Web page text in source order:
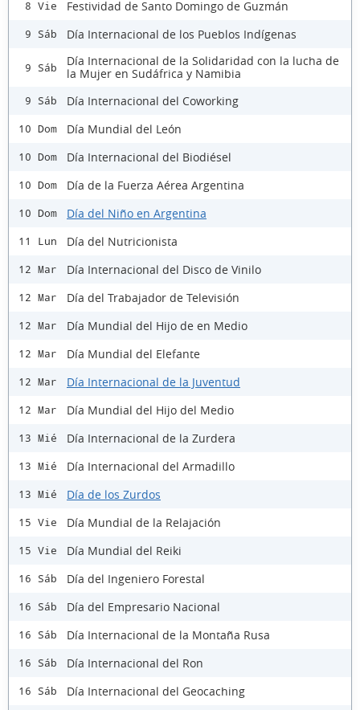
8 Vie Festividad de Santo Domingo de Guzmán
9 Sáb Día Internacional de los Pueblos Indígenas
9 Sáb
Día Internacional de la Solidaridad con la lucha de
la Mujer en Sudáfrica y Namibia
9 Sáb Día Internacional del Coworking
10 Dom Día Mundial del León
10 Dom Día Internacional del Biodiésel
10 Dom Día de la Fuerza Aérea Argentina
10 Dom Día del Niño en Argentina
11 Lun Día del Nutricionista
12 Mar Día Internacional del Disco de Vinilo
12 Mar Día del Trabajador de Televisión
12 Mar Día Mundial del Hijo de en Medio
12 Mar Día Mundial del Elefante
12 Mar Día Internacional de la Juventud
12 Mar Día Mundial del Hijo del Medio
13 Mié Día Internacional de la Zurdera
13 Mié Día Internacional del Armadillo
13 Mié Día de los Zurdos
15 Vie Día Mundial de la Relajación
15 Vie Día Mundial del Reiki
16 Sáb Día del Ingeniero Forestal
16 Sáb Día del Empresario Nacional
16 Sáb Día Internacional de la Montaña Rusa
16 Sáb Día Internacional del Ron
16 Sáb Día Internacional del Geocaching